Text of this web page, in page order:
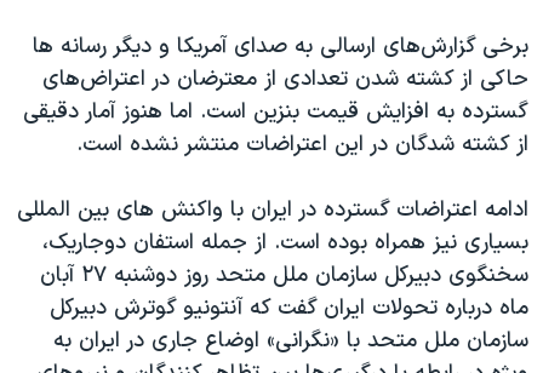
برخی گزارش‌های ارسالی به صدای آمریکا و دیگر رسانه ها
حاکی از کشته شدن تعدادی از معترضان در اعتراض‌های
گسترده به افزایش قیمت بنزین است. اما هنوز آمار دقیقی
از کشته شدگان در این اعتراضات منتشر نشده است.
ادامه اعتراضات گسترده در ایران با واکنش های بین المللی
بسیاری نیز همراه بوده است. از جمله استفان دوجاریک،
سخنگوی دبیرکل سازمان ملل متحد روز دوشنبه ۲۷ آبان
ماه درباره تحولات ایران گفت که آنتونیو گوترش دبیرکل
سازمان ملل متحد با «نگرانی» اوضاع جاری در ایران به